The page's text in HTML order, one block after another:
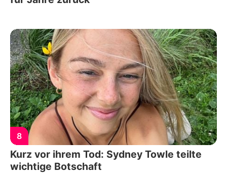
8
Kurz vor ihrem Tod: Sydney Towle teilte
wichtige Botschaft